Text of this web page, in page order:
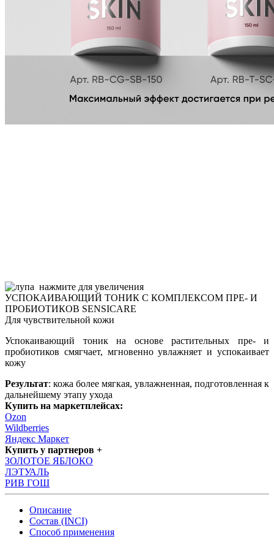
нажмите для увеличения
УСПОКАИВАЮЩИЙ ТОНИК С КОМПЛЕКСОМ ПРЕ- И
ПРОБИОТИКОВ SENSICARE
Для чувствительной кожи
Успокаивающий тоник на основе растительных пре- и
пробиотиков смягчает, мгновенно увлажняет и успокаивает
кожу
Результат: кожа более мягкая, увлажненная, подготовленная к
дальнейшему этапу ухода
Купить на маркетплейсах:
Ozon
Wildberries
Яндекс Маркет
Купить у партнеров +
ЗОЛОТОЕ ЯБЛОКО
ЛЭТУАЛЬ
РИВ ГОШ
Описание
Состав (INCI)
Способ применения